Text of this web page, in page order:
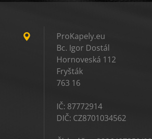
ProKapely.eu
Bc. Igor Dostál
Hornoveská 112
Fryšták
763 16
IČ: 87772914
DIČ: CZ8701034562